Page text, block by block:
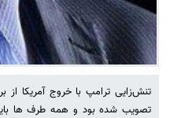
تنش‌زایی ترامپ با خروج آمریکا از
تصویب شده بود و همه طرف ها باید